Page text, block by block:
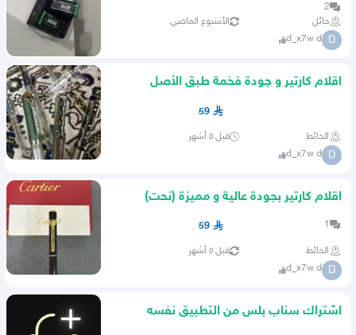
2
حائل
الأسبوع الماضي
D
d_x7w d
اقلام كارتير و جودة فخمة طبق الأصل
59
الحائط قبل ٥ أشهر
D
d_x7w d
اقلام كارتير بجودة عالية و مميزة (نحت)
1
59
الحائط قبل ٥ أشهر
D
d_x7w d
اشتراك سناب بلس من التطبيق نفسه